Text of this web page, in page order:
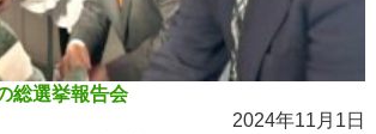
総選挙報告会
2024年11月1日